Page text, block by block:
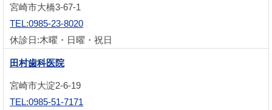
宮崎市大橋3-67-1
TEL:0985-23-8020
休診日:木曜・日曜・祝日
田村歯科医院
宮崎市大淀2-6-19
TEL:0985-51-7171